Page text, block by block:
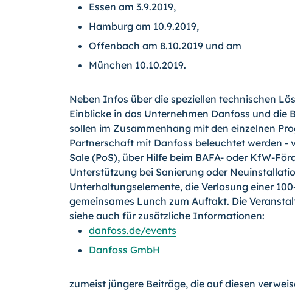
Essen am 3.9.2019,
Hamburg am 10.9.2019,
Offenbach am 8.10.2019 und am
München 10.10.2019.
Neben Infos über die speziellen technischen
Einblicke in das Unternehmen Danfoss und die
sollen im Zusammenhang mit den einzelnen
Partnerschaft mit Danfoss beleuchtet werden -
Sale (PoS), über Hilfe beim BAFA- oder KfW-
Unterstützung bei Sanierung oder
Unterhaltungselemente, die Verlosung einer
gemeinsames Lunch zum Auftakt. Die
siehe auch für zusätzliche Informationen:
danfoss.de/events
Danfoss GmbH
zumeist jüngere Beiträge, die auf diesen